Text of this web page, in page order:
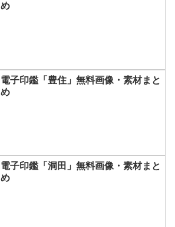
め
電子印鑑「豊住」無料画像・素材まと
め
電子印鑑「洞田」無料画像・素材まと
め